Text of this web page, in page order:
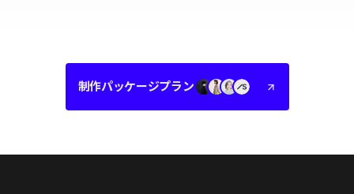
制作パッケージプラン